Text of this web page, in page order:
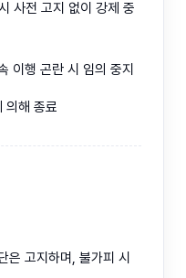
사전 고지 없이 강제 중
이행 곤란 시 임의 중지
의해 종료
은 고지하며, 불가피 시